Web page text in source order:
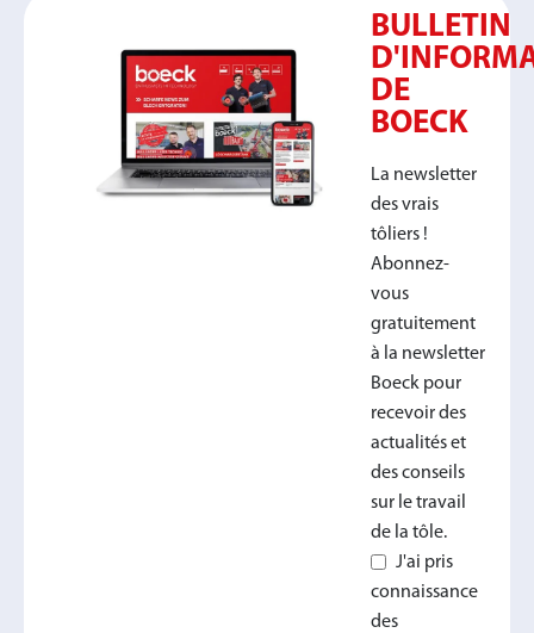
BULLETIN
DE
BOECK
La newsletter
des vrais
tôliers !
Abonnez-
vous
gratuitement
à la newsletter
Boeck pour
recevoir des
actualités et
des conseils
sur le travail
de la tôle.
J'ai pris
connaissance
des